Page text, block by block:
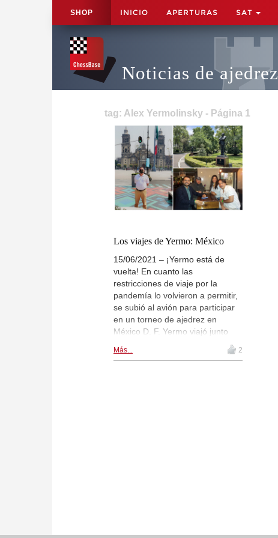
SHOP INICIO APERTURAS SAT
Noticias de ajedrez
tag: Alex Yermolinsky - Página 1
Los viajes de Yermo: México
15/06/2021 – ¡Yermo está de
vuelta! En cuanto las
restricciones de viaje por la
pandemía lo volvieron a permitir,
se subió al avión para participar
en un torneo de ajedrez en
México D. F. Yermo viajó junto
participar juntos en un torneo con
Más... 2